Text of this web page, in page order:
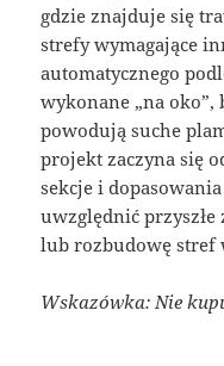
gdzie znajduje się
strefy wymagające
automatycznego
wykonane „na
powodują suche
projekt zaczyna się
sekcje i
uwzględnić
lub rozbudowę stref
Wskazówka: Nie